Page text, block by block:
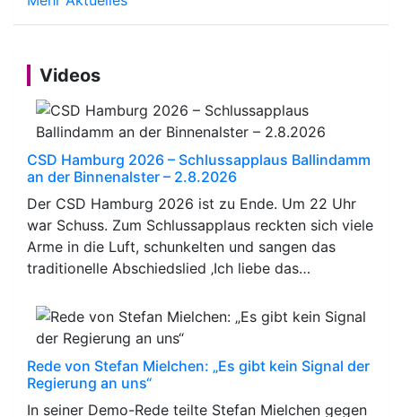
Videos
CSD Hamburg 2026 – Schlussapplaus Ballindamm
an der Binnenalster – 2.8.2026
Der CSD Hamburg 2026 ist zu Ende. Um 22 Uhr
war Schuss. Zum Schlussapplaus reckten sich viele
Arme in die Luft, schunkelten und sangen das
traditionelle Abschiedslied ‚Ich liebe das…
Rede von Stefan Mielchen: „Es gibt kein Signal der
Regierung an uns“
In seiner Demo-Rede teilte Stefan Mielchen gegen